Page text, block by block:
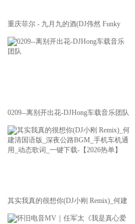
重庆菲尔 - 九月九的酒(DJ伟然 Funky
Rmx 2020)
0209--离别开出花-DJHong车载音乐团队
其实我真的很想你(DJ小刚 Remix)_何建
清国语版_深夜公路BGM_手机车机通用